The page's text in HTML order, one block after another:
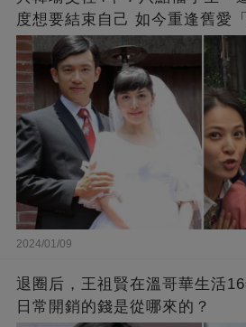
度想要結束自己 如今重逢舊愛「卻宣告終生不婚」
原因曝光
2024/01/09
退圈后，王祖賢在溫哥華生活
日常開銷的錢是從哪來的？